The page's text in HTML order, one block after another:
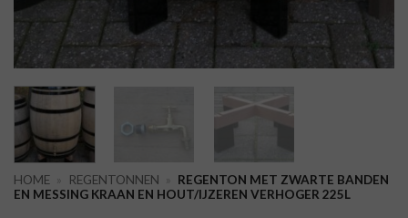
HOME » REGENTONNEN » REGENTON MET ZWARTE BANDEN
EN MESSING KRAAN EN HOUT/IJZEREN VERHOGER 225L